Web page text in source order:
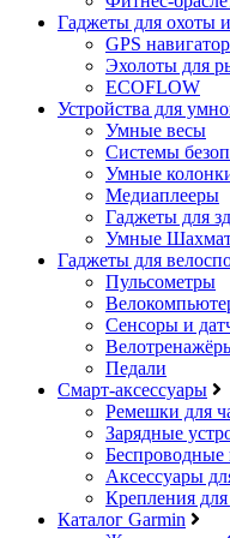
Гаджеты для охоты
GPS
Эхолоты для
ECOFLOW
Устройства для
Умные весы
Системы
Умные
Медиаплееры
Гаджеты для
Умные
Гаджеты для
Пульсометры
Сенсоры и
Педали
Смарт-аксессуары
Ремешки для
Зарядные
Аксессуары
Крепления для
Каталог Garmin